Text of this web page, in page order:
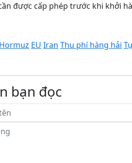
được cấp phép trước khi khởi
EU Iran Thu phí hàng hải
bạn đọc